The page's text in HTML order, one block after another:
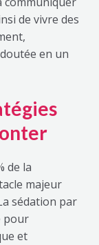
de vivre des
en un
de la
majeur
sédation par
pour
et